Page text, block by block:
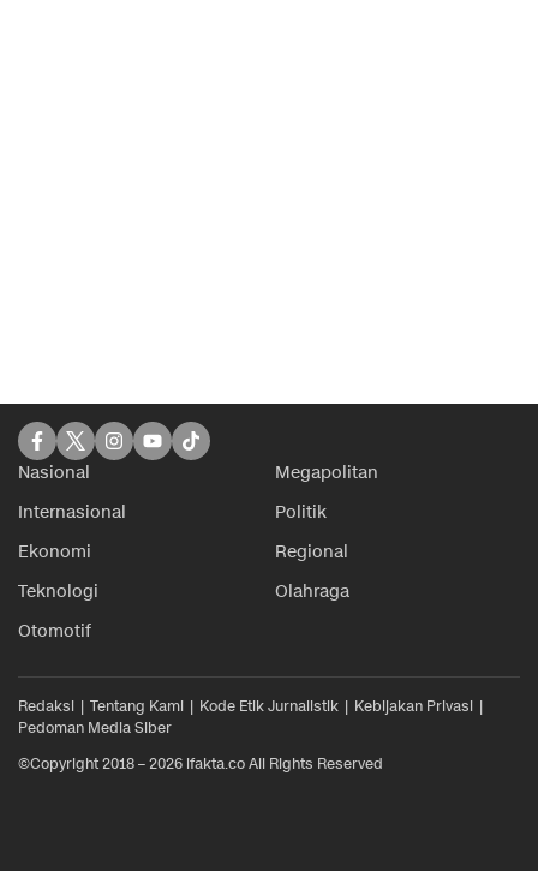
Nasional
Megapolitan
Internasional
Politik
Ekonomi
Regional
Teknologi
Olahraga
Otomotif
Redaksi Tentang Kami Kode Etik Jurnalistik
Kebijakan Privasi
Pedoman Media Siber
©Copyright 2018 – 2026 ifakta.co All Rights Reserved